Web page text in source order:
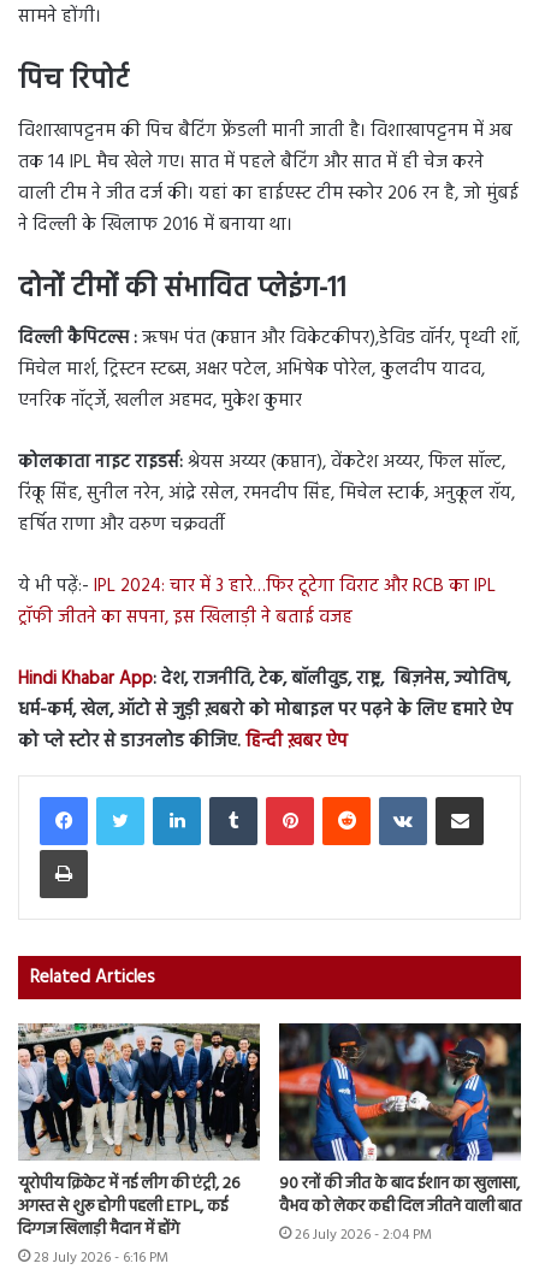
सामने होंगी।
पिच रिपोर्ट
विशाखापट्टनम की पिच बैटिंग फ्रेंडली मानी जाती है। विशाखापट्टनम में अब
तक 14 IPL मैच खेले गए। सात में पहले बैटिंग और सात में ही चेज करने
वाली टीम ने जीत दर्ज की। यहां का हाईएस्ट टीम स्कोर 206 रन है, जो मुंबई
ने दिल्ली के खिलाफ 2016 में बनाया था।
दोनों टीमों की संभावित प्लेइंग-11
दिल्ली कैपिटल्स :ऋषभ पंत (कप्तान और विकेटकीपर),डेविड वॉर्नर, पृथ्वी शॉ,
मिचेल मार्श, ट्रिस्टन स्टब्स, अक्षर पटेल, अभिषेक पोरेल, कुलदीप यादव,
एनरिक नॉर्ट्जे, खलील अहमद, मुकेश कुमार
कोलकाता नाइट राइडर्स:श्रेयस अय्यर (कप्तान), वेंकटेश अय्यर, फिल सॉल्ट,
रिंकू सिंह, सुनील नरेन, आंद्रे रसेल, रमनदीप सिंह, मिचेल स्टार्क, अनुकूल रॉय,
हर्षित राणा और वरुण चक्रवर्ती
ये भी पढ़ें:- IPL 2024: चार में 3 हारे…फिर टूटेगा विराट और RCB का IPL
ट्रॉफी जीतने का सपना, इस खिलाड़ी ने बताई वजह
Hindi Khabar App: देश, राजनीति, टेक, बॉलीवुड, राष्ट्र, बिज़नेस, ज्योतिष,
धर्म-कर्म, खेल, ऑटो से जुड़ी ख़बरो को मोबाइल पर पढ़ने के लिए हमारे ऐप
को प्ले स्टोर से डाउनलोड कीजिए.हिन्दी ख़बर ऐप
LinkedInTumblr PinterestReddit VKontakteShare via Email
Print
Related Articles
यूरोपीय क्रिकेट में नई लीग की एंट्री, 26
अगस्त से शुरू होगी पहली ETPL, कई
दिग्गज खिलाड़ी मैदान में होंगे
28 July 2026 - 6:16 PM
90 रनों की जीत के बाद ईशान का खुलासा,
वैभव को लेकर कही दिल जीतने वाली बात
26 July 2026 - 2:04 PM